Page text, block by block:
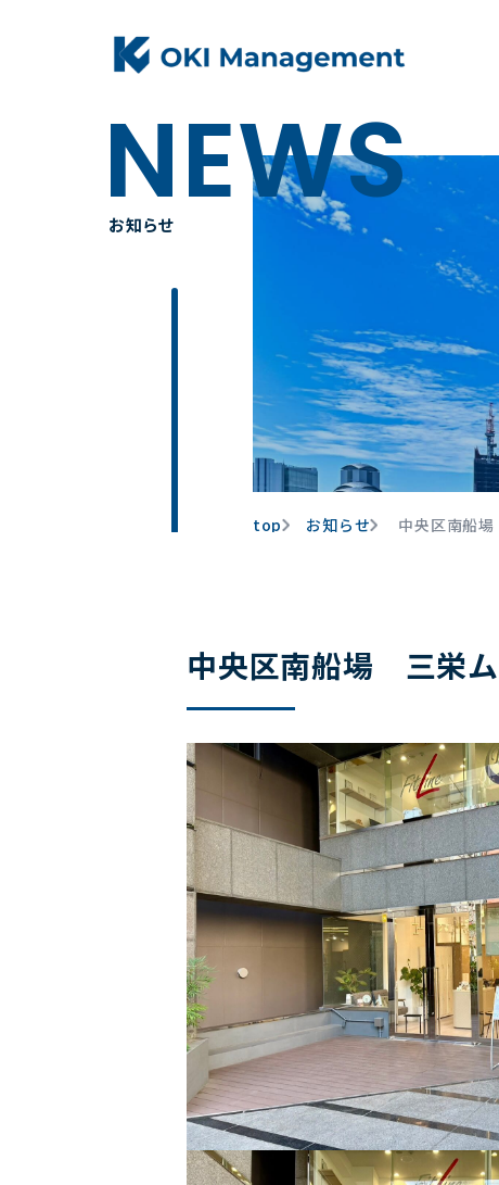
NEWS
お知らせ
top お知らせ 中央区南船
中央区南船場 三栄